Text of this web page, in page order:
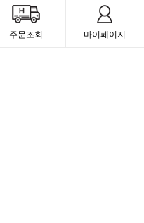
주문조회 마이페이지